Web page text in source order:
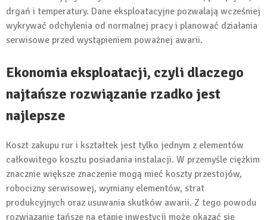
drgań i temperatury. Dane eksploatacyjne pozwalają wcześniej
wykrywać odchylenia od normalnej pracy i planować działania
serwisowe przed wystąpieniem poważnej awarii.
Ekonomia eksploatacji, czyli dlaczego
najtańsze rozwiązanie rzadko jest
najlepsze
Koszt zakupu rur i kształtek jest tylko jednym z elementów
całkowitego kosztu posiadania instalacji. W przemyśle ciężkim
znacznie większe znaczenie mogą mieć koszty przestojów,
robocizny serwisowej, wymiany elementów, strat
produkcyjnych oraz usuwania skutków awarii. Z tego powodu
rozwiązanie tańsze na etapie inwestycji może okazać się